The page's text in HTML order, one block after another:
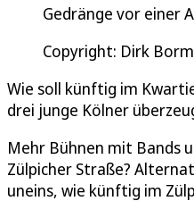
Gedränge vor einer
Copyright: Dirk Borm
Wie soll künftig im
drei junge Kölner
Mehr Bühnen mit Bands
Zülpicher Straße?
uneins, wie künftig im